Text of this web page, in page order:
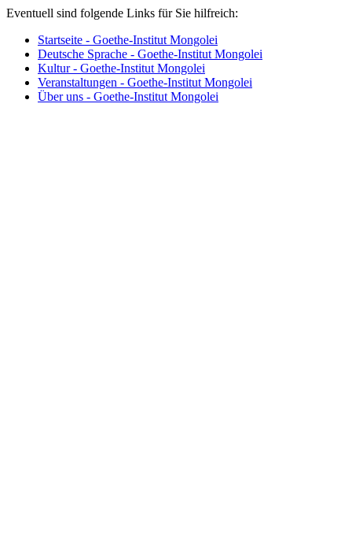
Eventuell sind folgende Links für Sie hilfreich:
Startseite - Goethe-Institut Mongolei
Deutsche Sprache - Goethe-Institut Mongolei
Kultur - Goethe-Institut Mongolei
Veranstaltungen - Goethe-Institut Mongolei
Über uns - Goethe-Institut Mongolei